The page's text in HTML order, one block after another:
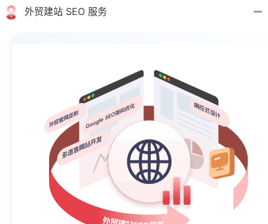
外贸建站 SEO 服务